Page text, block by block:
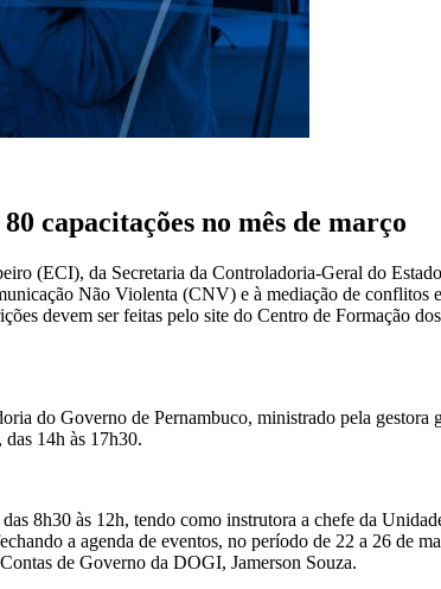
capacitações no mês de março
(ECI), da Secretaria da Controladoria-Geral do
Não Violenta (CNV) e à mediação de
devem ser feitas pelo site do Centro de Formação
do Governo de Pernambuco, ministrado pela
14h às 17h30.
8h30 às 12h, tendo como instrutora a chefe da
a agenda de eventos, no período de 22 a 26 de
de Governo da DOGI, Jamerson Souza.